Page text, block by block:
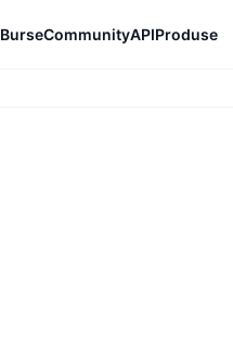
BurseCommunityAPIProduse